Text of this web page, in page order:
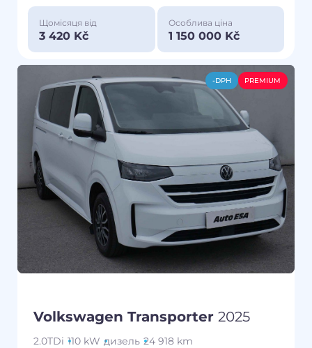
Щомісяця від
3 420 Kč
Особлива ціна
1 150 000 Kč
-DPH PREMIUM
Volkswagen Transporter 2025
2.0TDi 110 kW дизель 24 918 km